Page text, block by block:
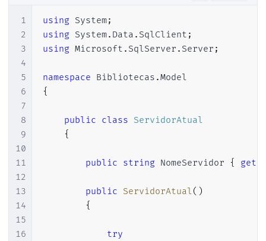
1
2
3
4
5
6
7
8
9
10
11
12
13
14
15
16
using System;
using System. Data . SqlClient ;
using Microsoft . SqlServer . Server ;
namespace Bibliotecas .Model
{
public class ServidorAtual
{
public string NomeServidor { get
public ServidorAtual( )
{
try